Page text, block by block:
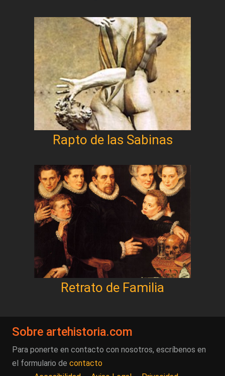
Rapto de las Sabinas
Retrato de Familia
Sobre artehistoria.com
Para ponerte en contacto con nosotros, escríbenos en
el formulario de contacto